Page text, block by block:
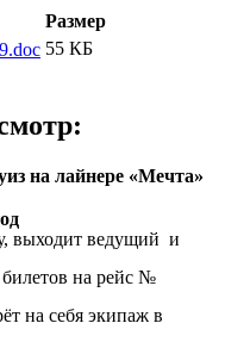
Размер
55 КБ
на лайнере «Мечта»
выходит ведущий и
билетов на рейс №
себя экипаж в